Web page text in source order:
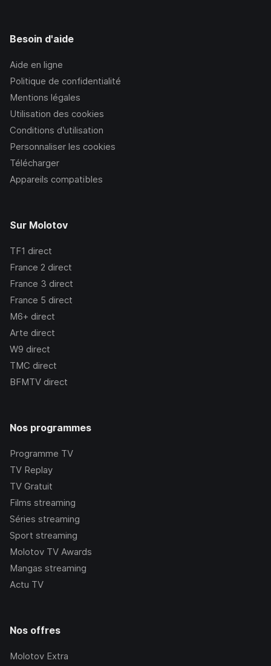
Besoin d'aide
Aide en ligne
Politique de confidentialité
Mentions légales
Utilisation des cookies
Conditions d’utilisation
Personnaliser les cookies
Télécharger
Appareils compatibles
Sur Molotov
TF1 direct
France 2 direct
France 3 direct
France 5 direct
M6+ direct
Arte direct
W9 direct
TMC direct
BFMTV direct
Nos programmes
Programme TV
TV Replay
TV Gratuit
Films streaming
Séries streaming
Sport streaming
Molotov TV Awards
Mangas streaming
Actu TV
Nos offres
Molotov Extra